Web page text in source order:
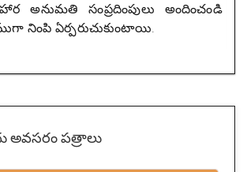
అనుమతి సంప్రదింపులు అందించండి
నింపి ఏర్పరుచుకుంటాయి.
అవసరం పత్రాలు